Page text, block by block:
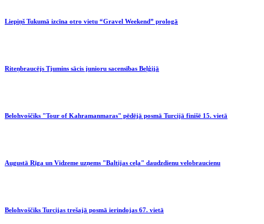
Liepiņš Tukumā izcīna otro vietu “Gravel Weekend” prologā
Riteņbraucējs Tjumins sācis junioru sacensības Beļģijā
Belohvoščiks "Tour of Kahramanmaras" pēdējā posmā Turcijā finišē 15. vietā
Augustā Rīga un Vidzeme uzņems "Baltijas ceļa" daudzdienu velobraucienu
Belohvoščiks Turcijas trešajā posmā ierindojas 67. vietā